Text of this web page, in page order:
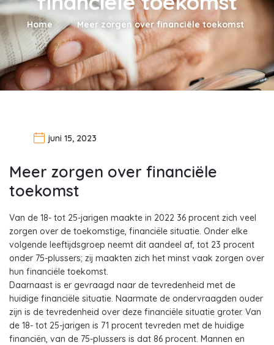
Home Meer zorgen over financiële toekomst
juni 15, 2023
Meer zorgen over financiële
toekomst
Van de 18- tot 25-jarigen maakte in 2022 36 procent zich veel
zorgen over de toekomstige, financiële situatie. Onder elke
volgende leeftijdsgroep neemt dit aandeel af, tot 23 procent
onder 75-plussers; zij maakten zich het minst vaak zorgen over
hun financiële toekomst.
Daarnaast is er gevraagd naar de tevredenheid met de
huidige financiële situatie. Naarmate de ondervraagden ouder
zijn is de tevredenheid over deze financiële situatie groter. Van
de 18- tot 25-jarigen is 71 procent tevreden met de huidige
financiën, van de 75-plussers is dat 86 procent. Mannen en